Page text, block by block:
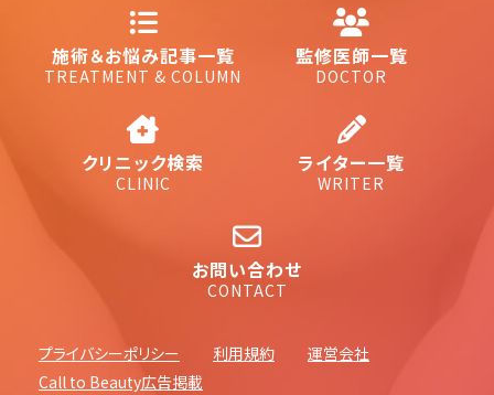
施術＆お悩み記事一覧
TREATMENT & COLUMN
監修医師一覧
DOCTOR
クリニック検索
CLINIC
ライター一覧
WRITER
お問い合わせ
CONTACT
プライバシーポリシー 利用規約
運営会社
Call to Beauty広告掲載